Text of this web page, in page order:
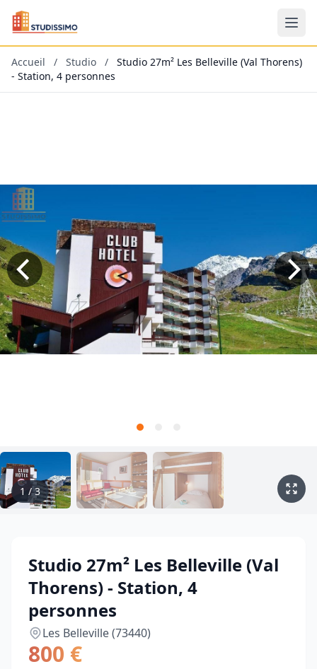
Accueil / Studio /
Studio 27m² Les Belleville (Val Thorens)
- Station, 4 personnes
1 /3
Studio 27m² Les Belleville (Val
Thorens) - Station, 4
personnes
Les Belleville (73440)
800 €